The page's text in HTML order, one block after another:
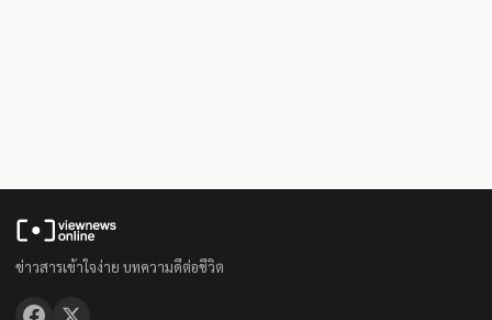
ข่าวสารเข้าใจง่าย บทความดีต่อชีวิต